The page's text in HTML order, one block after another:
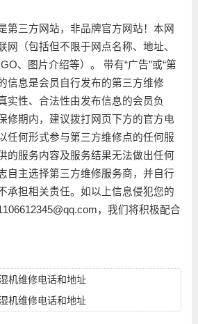
第三方网站，非品牌官方网站！本网
网（包括但不限于网点名称、地址、
、图片介绍等）。 带有“广告”或“第
信息是会员自行发布的第三方维修
实性、合法性由发布信息的会员负
修期内，建议拨打网页下方的官方电
任何形式参与第三方维修点的任何服
的服务内容及服务结果无法做出任何
自主选择第三方维修服务商，并自行
承担相关责任。如以上信息侵犯您的
，我们将积极配合
机维修电话和地址
机维修电话和地址